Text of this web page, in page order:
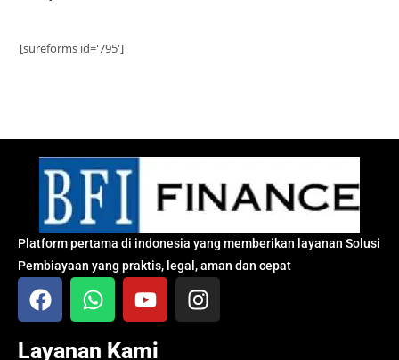
[sureforms id='795']
Platform pertama di indonesia yang memberikan layanan Solusi
Pembiayaan yang praktis, legal, aman dan cepat
Layanan Kami